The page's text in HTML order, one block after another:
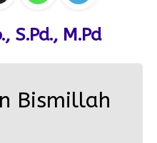
S.Pd., M.Pd
Bismillah